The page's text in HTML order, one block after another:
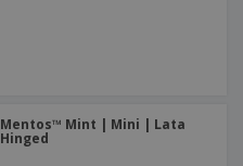
Mentos™ Mint | Mini | Lata
Hinged